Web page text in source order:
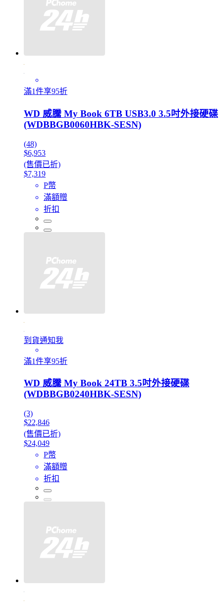
滿1件享95折
WD 威騰 My Book 6TB USB3.0 3.5吋外接硬碟
(WDBBGB0060HBK-SESN)
(48)
$6,953
(售價已折)
$7,319
P幣
滿額贈
折扣
到貨通知我
滿1件享95折
WD 威騰 My Book 24TB 3.5吋外接硬碟
(WDBBGB0240HBK-SESN)
(3)
$22,846
(售價已折)
$24,049
P幣
滿額贈
折扣